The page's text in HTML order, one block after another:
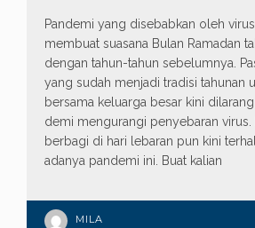
Pandemi yang disebabkan oleh
membuat suasana Bulan Ramadan
dengan tahun-tahun sebelumnya.
yang sudah menjadi tradisi tahunan
bersama keluarga besar kini
demi mengurangi penyebaran virus.
berbagi di hari lebaran pun kini
adanya pandemi ini. Buat kalian
MILA